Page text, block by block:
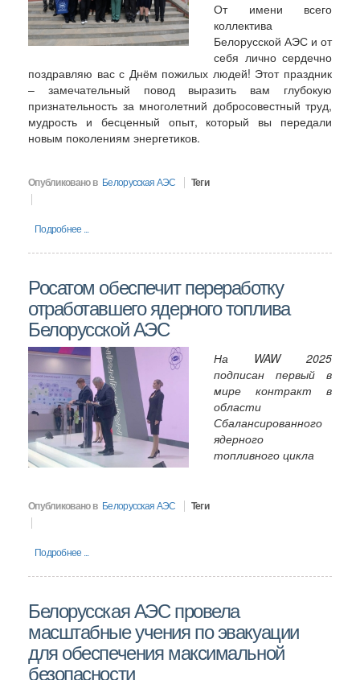
От имени всего
коллектива
Белорусской АЭС и от
себя лично сердечно
поздравляю вас с Днём пожилых людей! Этот праздник
– замечательный повод выразить вам глубокую
признательность за многолетний добросовестный труд,
мудрость и бесценный опыт, который вы передали
новым поколениям энергетиков.
Опубликовано в Белорусская АЭС Теги
Подробнее ...
Росатом обеспечит переработку
отработавшего ядерного топлива
Белорусской АЭС
На WAW2025
подписан первый в
мире контракт в
области
Сбалансированного
ядерного
топливного цикла
Опубликовано в Белорусская АЭС Теги
Подробнее ...
Белорусская АЭС провела
масштабные учения по эвакуации
для обеспечения максимальной
безопасности